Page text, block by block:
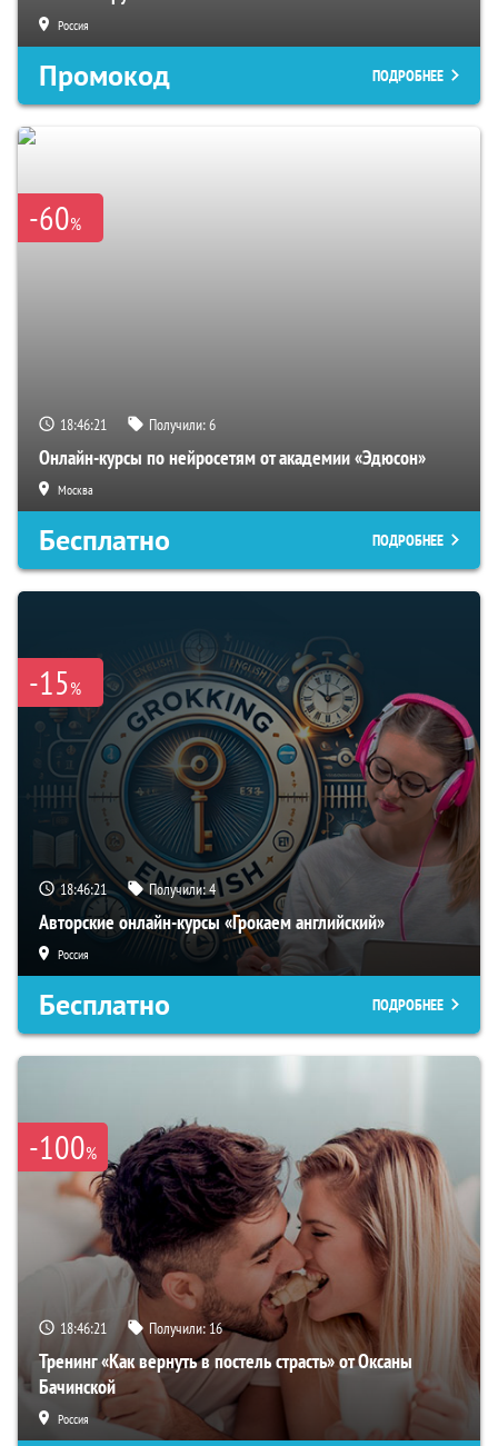
Россия
Промокод ПОДРОБНЕЕ
-60%
18:46:20 Получили:6
Онлайн-курсы по нейросетям от академии «Эдюсон»
Москва
Бесплатно ПОДРОБНЕЕ
-15%
18:46:20 Получили:4
Авторские онлайн-курсы «Грокаем английский»
Россия
Бесплатно ПОДРОБНЕЕ
-100%
18:46:20 Получили:16
Тренинг «Как вернуть в постель страсть» от Оксаны
Бачинской
Россия